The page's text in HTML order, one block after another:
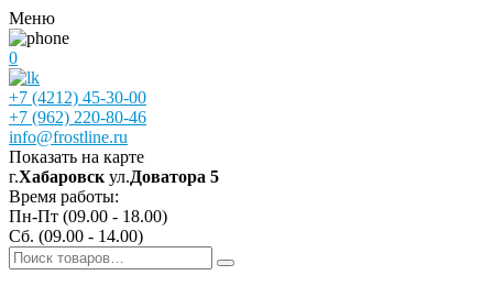
Меню
0
+7 (4212) 45-30-00
+7 (962) 220-80-46
info@frostline.ru
Показать на карте
г.Хабаровск ул.Доватора 5
Время работы:
Пн-Пт (09.00 - 18.00)
Сб. (09.00 - 14.00)